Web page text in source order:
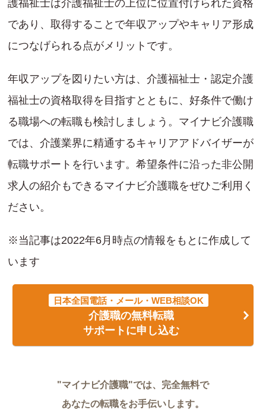
護福祉士は介護福祉士の上位に位置付けられた資格
であり、取得することで年収アップやキャリア形成
につなげられる点がメリットです。
年収アップを図りたい方は、介護福祉士・認定介護
福祉士の資格取得を目指すとともに、好条件で働け
る職場への転職も検討しましょう。マイナビ介護職
では、介護業界に精通するキャリアアドバイザーが
転職サポートを行います。希望条件に沿った非公開
求人の紹介もできるマイナビ介護職をぜひご利用く
ださい。
※当記事は2022年6月時点の情報をもとに作成して
います
日本全国電話・メール・WEB相談OK
介護職の無料転職
サポートに申し込む
"マイナビ介護職"では、完全無料で
あなたの転職をお手伝いします。